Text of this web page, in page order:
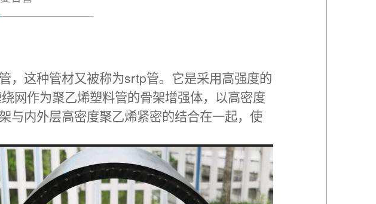
，这种管材又被称为srtp管。它是采用高强度的
网作为聚乙烯塑料管的骨架增强体，以高密度
与内外层高密度聚乙烯紧密的结合在一起，使